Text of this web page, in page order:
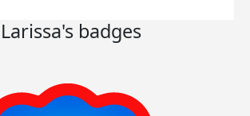
Larissa's badges